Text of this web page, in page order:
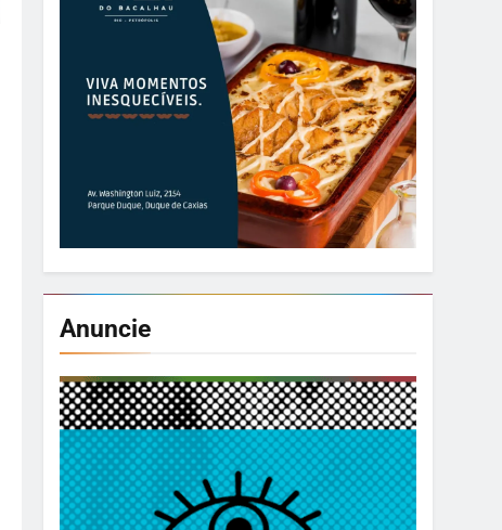
Anuncie